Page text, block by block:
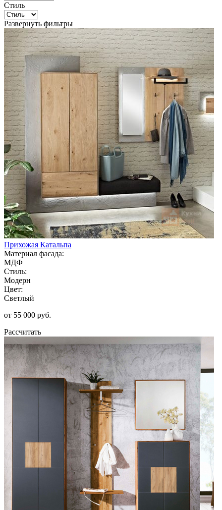
Стиль
Развернуть фильтры
Прихожая Катальпа
Материал фасада:
МДФ
Стиль:
Модерн
Цвет:
Светлый
от 55 000 руб.
Рассчитать